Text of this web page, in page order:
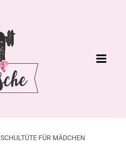
SCHULTÜTE FÜR MÄDCHEN